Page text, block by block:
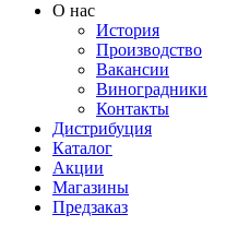
О нас
История
Производство
Вакансии
Виноградники
Контакты
Дистрибуция
Каталог
Акции
Магазины
Предзаказ